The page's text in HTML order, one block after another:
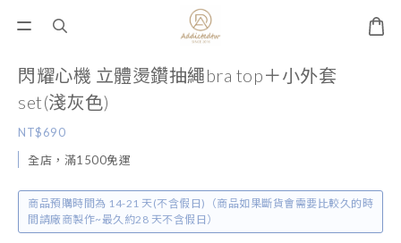
閃耀心機 立體燙鑽抽繩bra top＋小外套
set(淺灰色)
NT$690
全店，滿1500免運
商品預購時間為 14-21 天(不含假日)（商品如果斷貨會需要比較久的時
間請廠商製作~最久約28 天不含假日）